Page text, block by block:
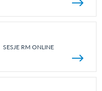
SESJE RM ONLINE